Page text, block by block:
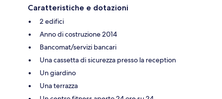
Caratteristiche e dotazioni
2 edifici
Anno di costruzione 2014
Bancomat/servizi bancari
Una cassetta di sicurezza presso la reception
Un giardino
Una terrazza